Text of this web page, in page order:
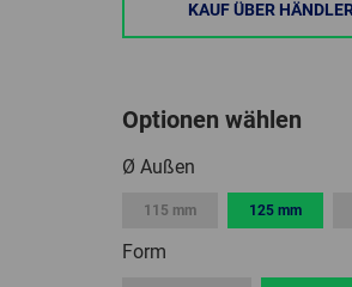
KAUF ÜBER
Optionen wählen
Ø Außen
115 mm 125 mm
Form